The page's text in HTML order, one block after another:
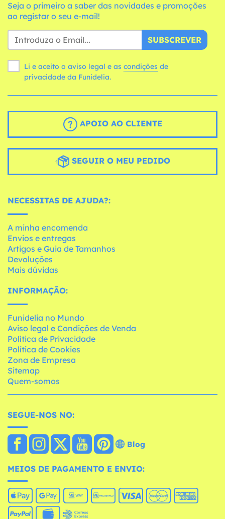
Seja o primeiro a saber das novidades e promoções
ao registar o seu e-mail!
SUBSCREVER
Li e aceito o aviso legal e as condições
privacidade da Funidelia.
APOIO AO CLIENTE
SEGUIR O MEU PEDIDO
NECESSITAS DE AJUDA?:
A minha encomenda
Envios e entregas
Artigos e Guia de Tamanhos
Devoluções
Mais dúvidas
INFORMAÇÃO:
Funidelia no Mundo
Aviso legal e Condições de Venda
Política de Privacidade
Política de Cookies
Zona de Empresa
Sitemap
Quem-somos
SEGUE-NOS NO:
Blog
MEIOS DE PAGAMENTO E ENVIO: